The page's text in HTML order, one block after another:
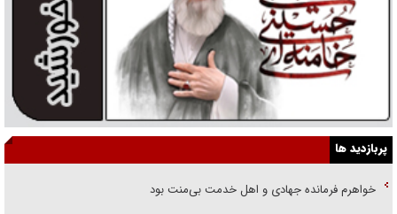
پربازدید ها
خواهرم فرمانده جهادی و اهل خدمت بی‌منت بود